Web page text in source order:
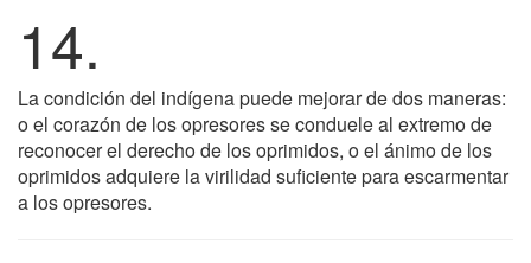
14.
La condición del indígena puede mejorar de dos maneras:
o el corazón de los opresores se conduele al extremo de
reconocer el derecho de los oprimidos, o el ánimo de los
oprimidos adquiere la virilidad suficiente para escarmentar
a los opresores.